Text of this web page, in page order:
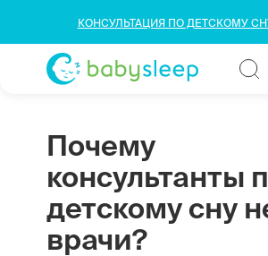
КОНСУЛЬТАЦИЯ ПО ДЕТСКОМУ
Почему
консультанты
детскому сну
врачи?